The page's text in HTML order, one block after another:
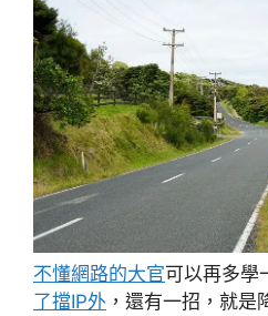
不懂網路的大官可以再多學
了擋IP外 ，還有一招，就是